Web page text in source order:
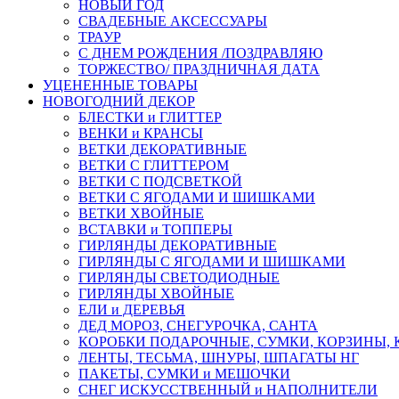
НОВЫЙ ГОД
СВАДЕБНЫЕ АКСЕССУАРЫ
ТРАУР
С ДНЕМ РОЖДЕНИЯ /ПОЗДРАВЛЯЮ
ТОРЖЕСТВО/ ПРАЗДНИЧНАЯ ДАТА
УЦЕНЕННЫЕ ТОВАРЫ
НОВОГОДНИЙ ДЕКОР
БЛЕСТКИ и ГЛИТТЕР
ВЕНКИ и КРАНСЫ
ВЕТКИ ДЕКОРАТИВНЫЕ
ВЕТКИ С ГЛИТТЕРОМ
ВЕТКИ С ПОДСВЕТКОЙ
ВЕТКИ С ЯГОДАМИ И ШИШКАМИ
ВЕТКИ ХВОЙНЫЕ
ВСТАВКИ и ТОППЕРЫ
ГИРЛЯНДЫ ДЕКОРАТИВНЫЕ
ГИРЛЯНДЫ С ЯГОДАМИ И ШИШКАМИ
ГИРЛЯНДЫ СВЕТОДИОДНЫЕ
ГИРЛЯНДЫ ХВОЙНЫЕ
ЕЛИ и ДЕРЕВЬЯ
ДЕД МОРОЗ, СНЕГУРОЧКА, САНТА
КОРОБКИ ПОДАРОЧНЫЕ, СУМКИ,
ЛЕНТЫ, ТЕСЬМА, ШНУРЫ, ШПАГАТЫ НГ
ПАКЕТЫ, СУМКИ и МЕШОЧКИ
СНЕГ ИСКУССТВЕННЫЙ и НАПОЛНИТЕЛИ